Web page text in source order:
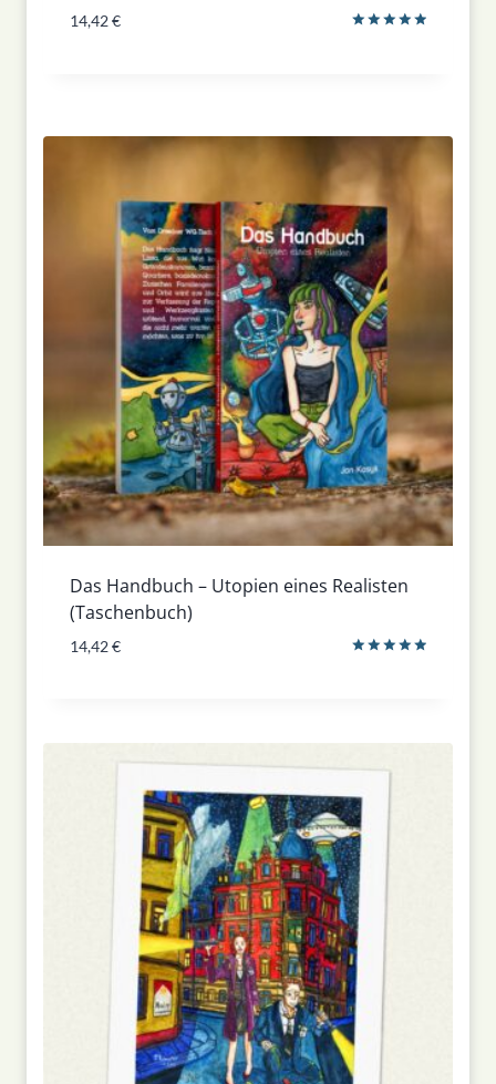
14,42€
Das Handbuch – Utopien eines Realisten
(Taschenbuch)
14,42€